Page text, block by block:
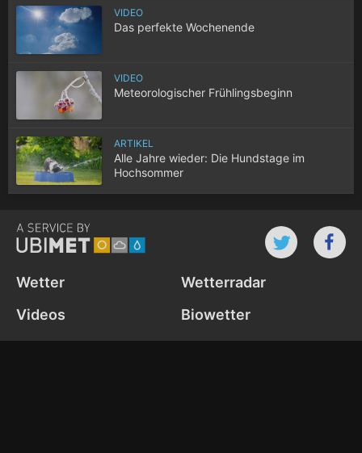
VIDEO
Das perfekte Wochenende
VIDEO
Meteorologischer Frühlingsbeginn
ARTIKEL
Alle Jahre wieder: Die Hundstage im
Hochsommer
Wetter
Wetterradar
Videos
Biowetter